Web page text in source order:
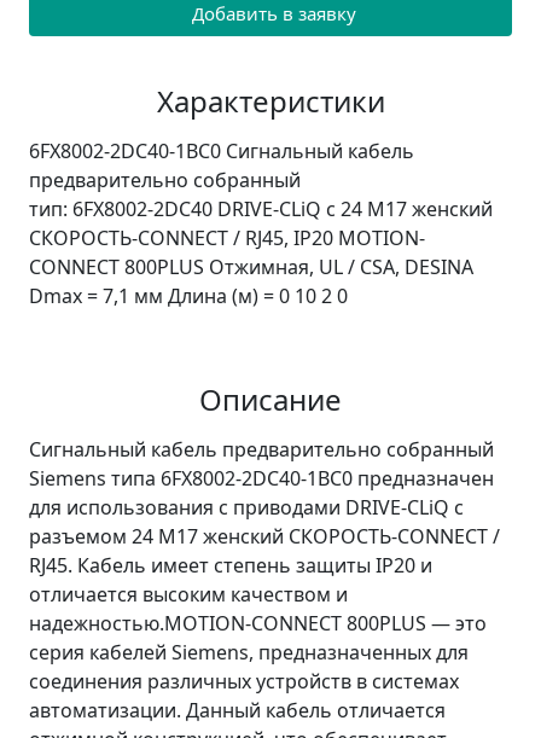
Добавить в заявку
Характеристики
6FX8002-2DC40-1BC0 Сигнальный кабель
предварительно собранный
тип: 6FX8002-2DC40 DRIVE-CLiQ с 24 М17 женский
СКОРОСТЬ-CONNECT / RJ45, IP20 MOTION-
CONNECT 800PLUS Отжимная, UL / CSA, DESINA
Dmax = 7,1 мм Длина (м) = 0 10 2 0
Описание
Сигнальный кабель предварительно собранный
Siemens типа 6FX8002-2DC40-1BC0 предназначен
для использования с приводами DRIVE-CLiQ с
разъемом 24 М17 женский СКОРОСТЬ-CONNECT /
RJ45. Кабель имеет степень защиты IP20 и
отличается высоким качеством и
надежностью.MOTION-CONNECT 800PLUS — это
серия кабелей Siemens, предназначенных для
соединения различных устройств в системах
автоматизации. Данный кабель отличается